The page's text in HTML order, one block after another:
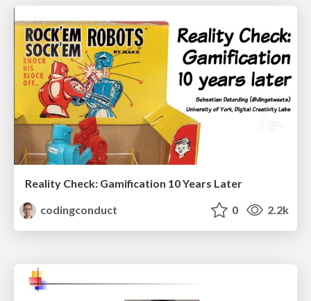
Reality Check: Gamification 10 Years Later
codingconduct
0 2.2k